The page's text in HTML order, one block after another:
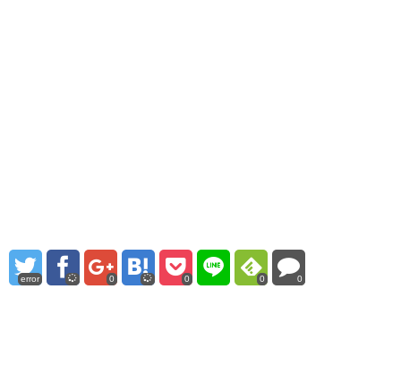
error 0 0 0 0